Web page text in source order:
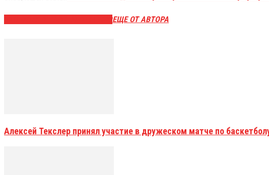
ЕЩЕ ОТ АВТОРА
Алексей Текслер принял участие в дружеском матче по